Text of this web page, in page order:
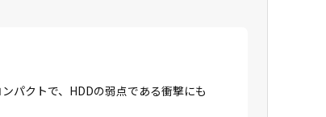
パクトで、HDDの弱点である衝撃にも